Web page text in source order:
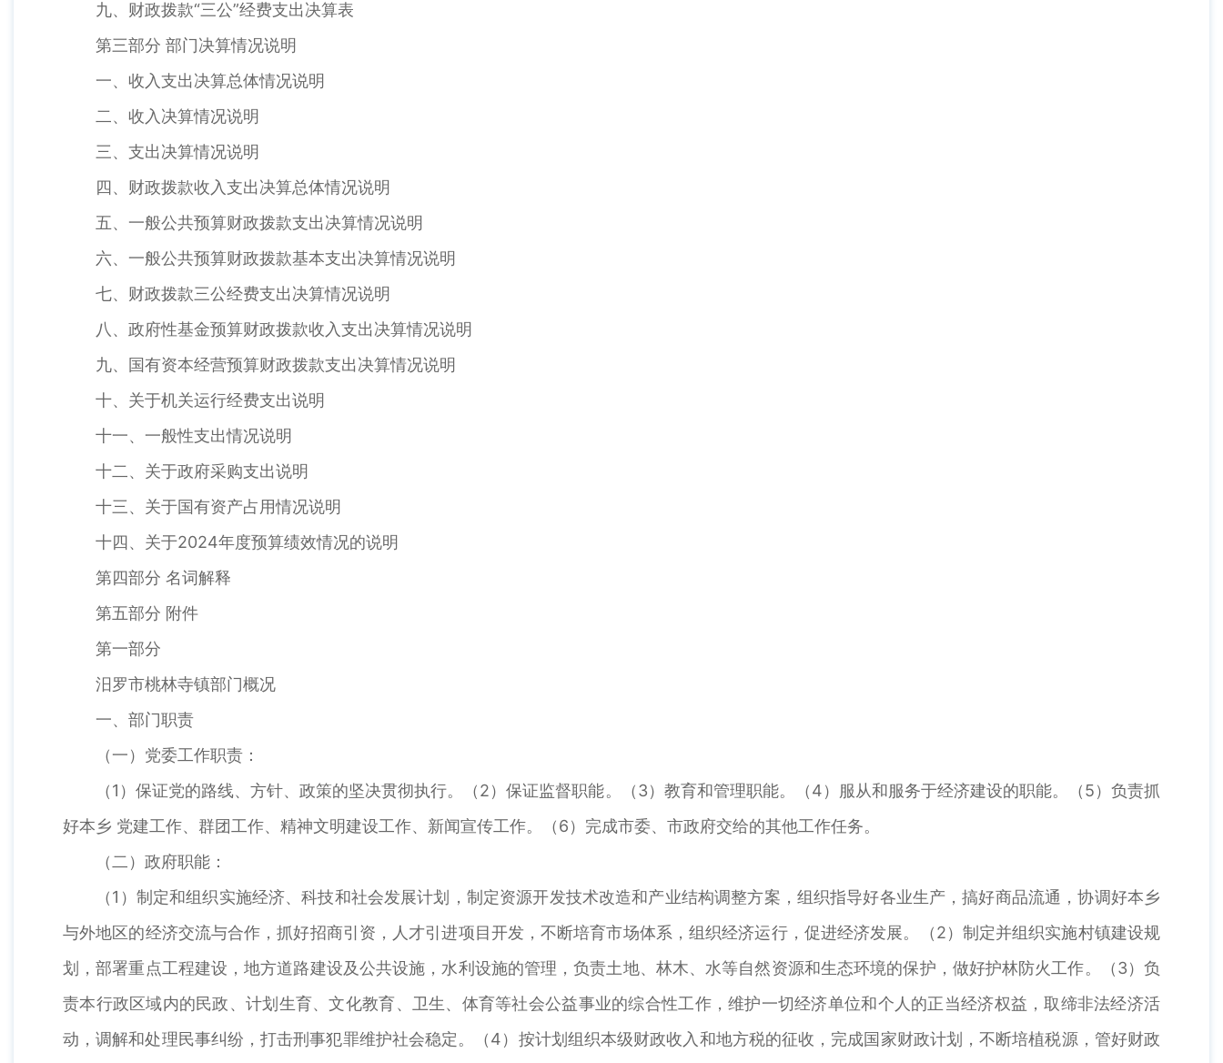
九、财政拨款“三公”经费支出决算表
第三部分 部门决算情况说明
一、收入支出决算总体情况说明
二、收入决算情况说明
三、支出决算情况说明
四、财政拨款收入支出决算总体情况说明
五、一般公共预算财政拨款支出决算情况说明
六、一般公共预算财政拨款基本支出决算情况说明
七、财政拨款三公经费支出决算情况说明
八、政府性基金预算财政拨款收入支出决算情况说明
九、国有资本经营预算财政拨款支出决算情况说明
十、关于机关运行经费支出说明
十一、一般性支出情况说明
十二、关于政府采购支出说明
十三、关于国有资产占用情况说明
十四、关于2024年度预算绩效情况的说明
第四部分 名词解释
第五部分 附件
第一部分
汨罗市桃林寺镇部门概况
一、部门职责
（一）党委工作职责：
（1）保证党的路线、方针、政策的坚决贯彻执行。（2）保证监督职能。（3）教育和管理职能。（4）服从和服务于经济建设的职能。（5）负责抓
好本乡 党建工作、群团工作、精神文明建设工作、新闻宣传工作。（6）完成市委、市政府交给的其他工作任务。
（二）政府职能：
（1）制定和组织实施经济、科技和社会发展计划，制定资源开发技术改造和产业结构调整方案，组织指导好各业生产，搞好商品流通，协调好本乡
与外地区的经济交流与合作，抓好招商引资，人才引进项目开发，不断培育市场体系，组织经济运行，促进经济发展。（2）制定并组织实施村镇建设规
划，部署重点工程建设，地方道路建设及公共设施，水利设施的管理，负责土地、林木、水等自然资源和生态环境的保护，做好护林防火工作。（3）负
责本行政区域内的民政、计划生育、文化教育、卫生、体育等社会公益事业的综合性工作，维护一切经济单位和个人的正当经济权益，取缔非法经济活
动，调解和处理民事纠纷，打击刑事犯罪维护社会稳定。（4）按计划组织本级财政收入和地方税的征收，完成国家财政计划，不断培植税源，管好财政